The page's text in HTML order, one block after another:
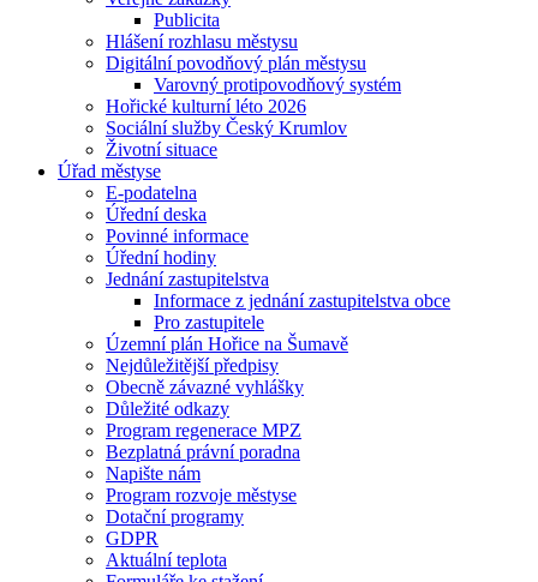
Publicita
Hlášení rozhlasu městysu
Digitální povodňový plán městysu
Varovný protipovodňový systém
Hořické kulturní léto 2026
Sociální služby Český Krumlov
Životní situace
Úřad městyse
E-podatelna
Úřední deska
Povinné informace
Úřední hodiny
Jednání zastupitelstva
Informace z jednání zastupitelstva obce
Pro zastupitele
Územní plán Hořice na Šumavě
Nejdůležitější předpisy
Obecně závazné vyhlášky
Důležité odkazy
Program regenerace MPZ
Bezplatná právní poradna
Napište nám
Program rozvoje městyse
Dotační programy
GDPR
Aktuální teplota